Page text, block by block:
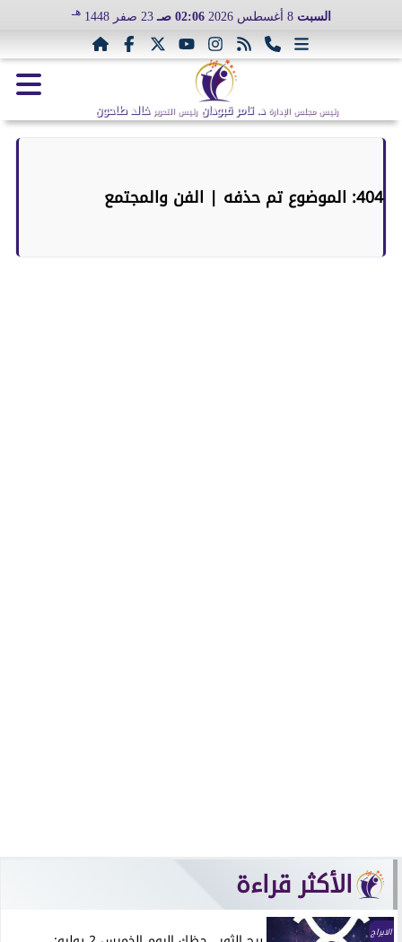
السبت 8 أغسطس 2026 02:06 صـ 23 صفر 1448 هـ
رئيس مجلس الإدارة د. تامر قبودان رئيس التحرير خالد طاحون
404: الموضوع تم حذفه | الفن والمجتمع
الأكثر قراءة
الابراج